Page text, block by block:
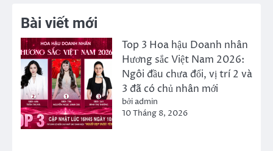
Bài viết mới
Top 3 Hoa hậu Doanh nhân
Hương sắc Việt Nam 2026:
Ngôi đầu chưa đổi, vị trí 2 và
3 đã có chủ nhân mới
bởi admin
10 Tháng 8, 2026